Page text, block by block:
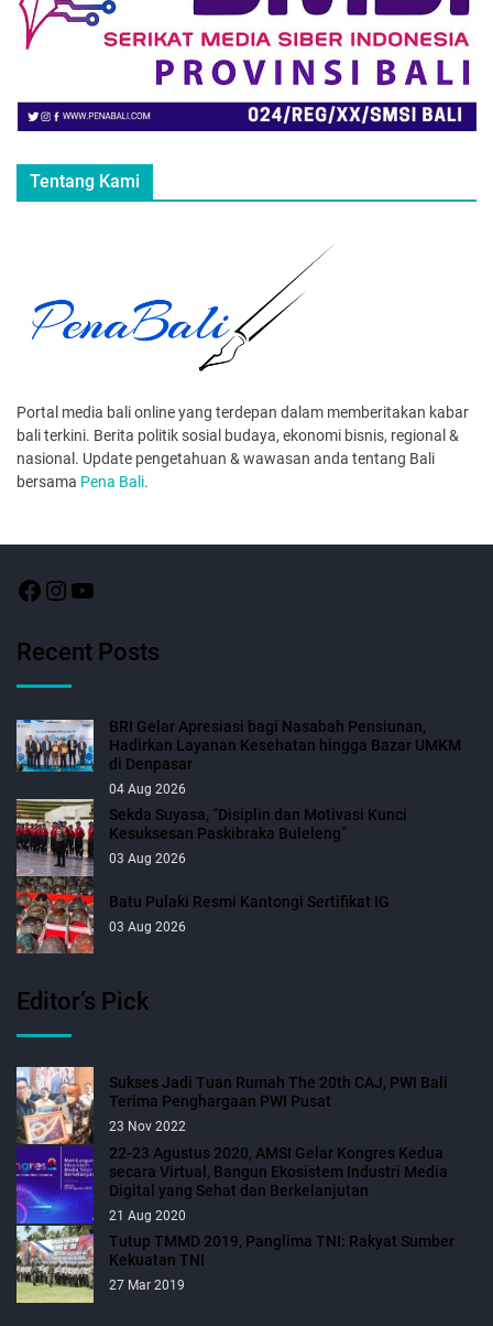
Tentang Kami
Portal media bali online yang terdepan dalam memberitakan kabar
bali terkini. Berita politik sosial budaya, ekonomi bisnis, regional &
nasional. Update pengetahuan & wawasan anda tentang Bali
bersama Pena Bali.
Recent Posts
BRI Gelar Apresiasi bagi Nasabah Pensiunan,
Hadirkan Layanan Kesehatan hingga Bazar UMKM
di Denpasar
04 Aug 2026
Sekda Suyasa, “Disiplin dan Motivasi Kunci
Kesuksesan Paskibraka Buleleng”
03 Aug 2026
Batu Pulaki Resmi Kantongi Sertifikat IG
03 Aug 2026
Editor’s Pick
Sukses Jadi Tuan Rumah The 20th CAJ, PWI Bali
Terima Penghargaan PWI Pusat
23 Nov 2022
22-23 Agustus 2020, AMSI Gelar Kongres Kedua
secara Virtual, Bangun Ekosistem Industri Media
Digital yang Sehat dan Berkelanjutan
21 Aug 2020
Tutup TMMD 2019, Panglima TNI: Rakyat Sumber
Kekuatan TNI
27 Mar 2019